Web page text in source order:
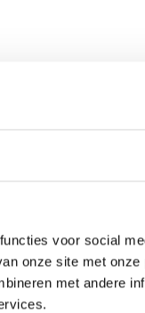
voor social
onze site met
met andere